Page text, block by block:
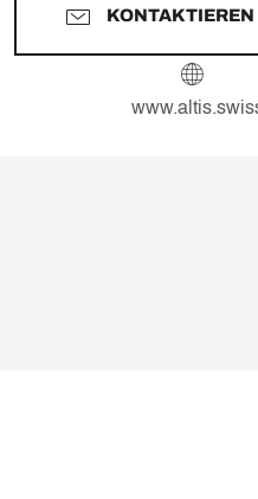
KONTAKTIEREN